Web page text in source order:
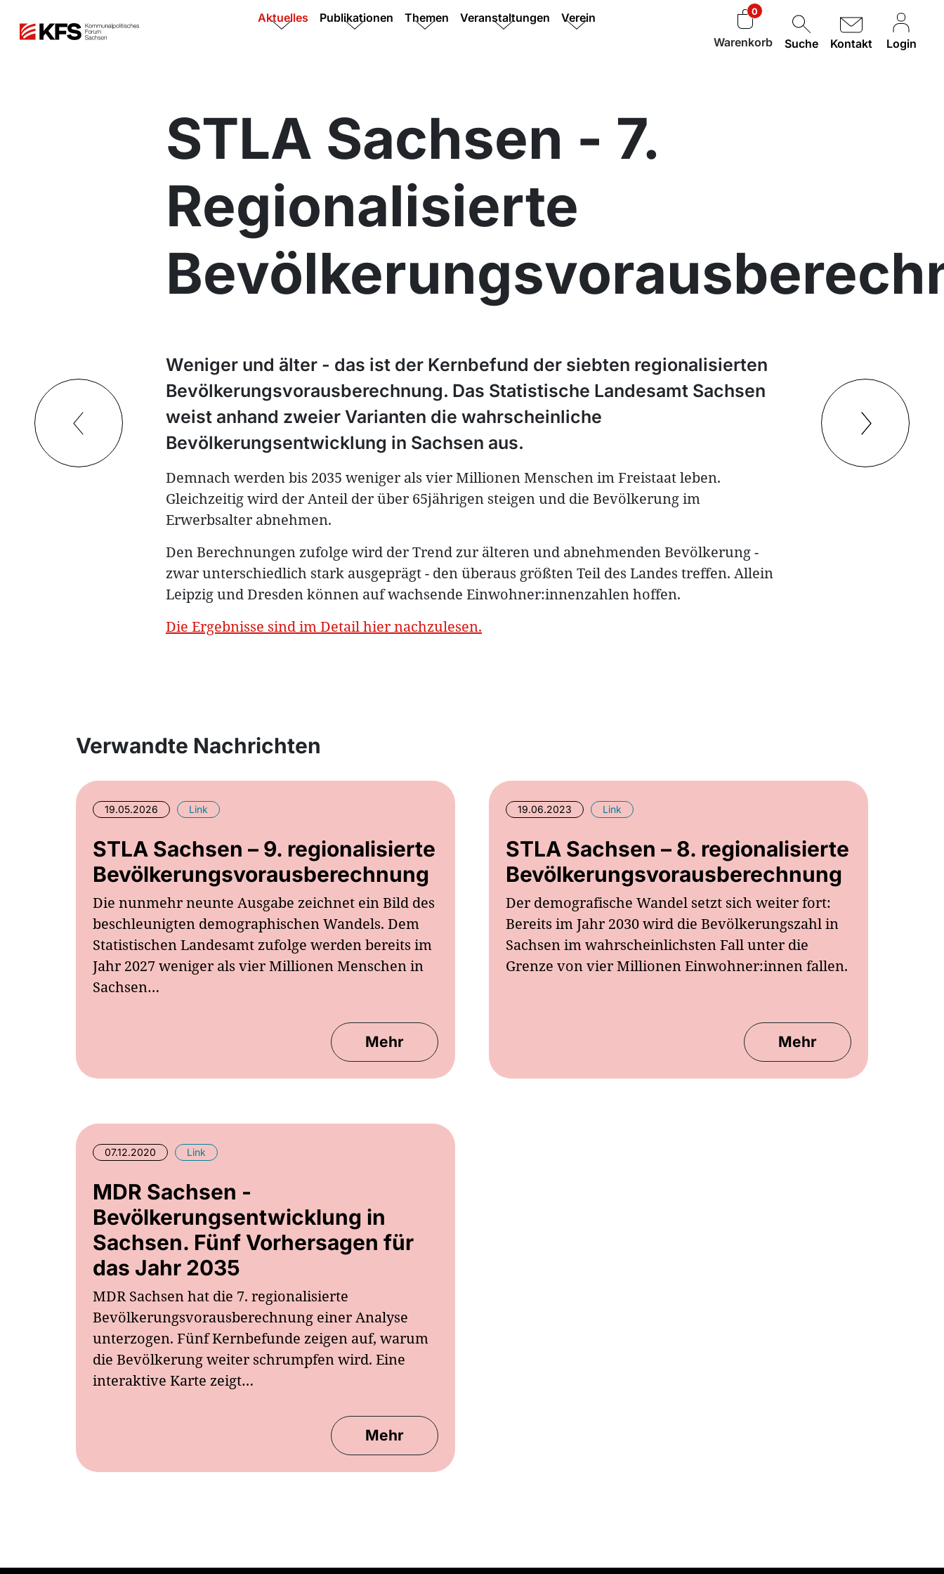
Aktuelles Publikationen Themen Veranstaltungen Verein 0
Warenkorb Suche Kontakt Login
STLA Sachsen - 7.
Regionalisierte
Weniger und älter - das ist der Kernbefund der siebten regionalisierten
Bevölkerungsvorausberechnung. Das Statistische Landesamt Sachsen
weist anhand zweier Varianten die wahrscheinliche
Bevölkerungsentwicklung in Sachsen aus.
Demnach werden bis 2035 weniger als vier Millionen Menschen im Freistaat leben.
Gleichzeitig wird der Anteil der über 65jährigen steigen und die Bevölkerung im
Erwerbsalter abnehmen.
Den Berechnungen zufolge wird der Trend zur älteren und abnehmenden Bevölkerung -
zwar unterschiedlich stark ausgeprägt - den überaus größten Teil des Landes treffen. Allein
Leipzig und Dresden können auf wachsende Einwohner:innenzahlen hoffen.
Die Ergebnisse sind im Detail hier nachzulesen.
Verwandte Nachrichten
19.05.2026 Link
STLA Sachsen – 9. regionalisierte
Bevölkerungsvorausberechnung
Die nunmehr neunte Ausgabe zeichnet ein Bild des
beschleunigten demographischen Wandels. Dem
Statistischen Landesamt zufolge werden bereits im
Jahr 2027 weniger als vier Millionen Menschen in
Sachsen…
Mehr
19.06.2023 Link
STLA Sachsen – 8. regionalisierte
Bevölkerungsvorausberechnung
Der demografische Wandel setzt sich weiter fort:
Bereits im Jahr 2030 wird die Bevölkerungszahl in
Sachsen im wahrscheinlichsten Fall unter die
Grenze von vier Millionen Einwohner:innen fallen.
Mehr
07.12.2020 Link
MDR Sachsen -
Bevölkerungsentwicklung in
Sachsen. Fünf Vorhersagen für
das Jahr 2035
MDR Sachsen hat die 7. regionalisierte
Bevölkerungsvorausberechnung einer Analyse
unterzogen. Fünf Kernbefunde zeigen auf, warum
die Bevölkerung weiter schrumpfen wird. Eine
interaktive Karte zeigt…
Mehr